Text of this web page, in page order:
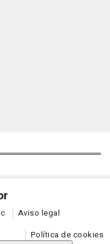
Aviso legal
Política de cookies